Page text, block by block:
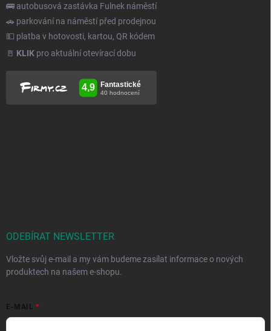
🚌 autobusová zastávka Fulnek náměstí
🚗 parkování na náměstí před prodejnou
💵 platba v hotovosti, kartou, QR kódem
🚪 KLIK pro aktuální otevírací dobu
ODEBÍRAT NEWSLETTER
Vložte svůj e-mail a my vám budeme zasílat informace o nových
produktech na našem e-shopu.
E-MAIL